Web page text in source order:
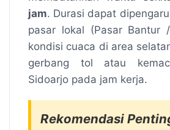
jam. Durasi dapat
pasar lokal (Pasar Bantur
kondisi cuaca di area
gerbang tol atau
Sidoarjo pada jam kerja.
Rekomendasi